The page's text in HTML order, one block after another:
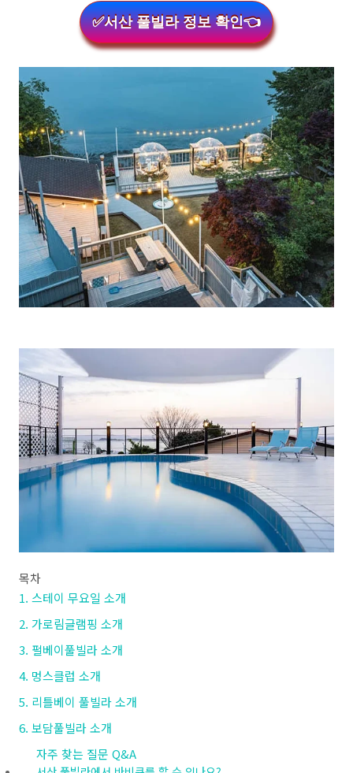
✅서산 풀빌라 정보 확인👈
목차
1. 스테이 무요일 소개
2. 가로림글램핑 소개
3. 펄베이풀빌라 소개
4. 멍스클럽 소개
5. 리틀베이 풀빌라 소개
6. 보담풀빌라 소개
자주 찾는 질문 Q&A